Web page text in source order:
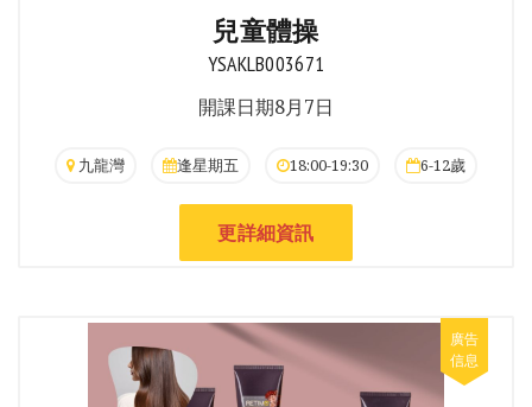
兒童體操
YSAKLB003671
開課日期8月7日
九龍灣 逢星期五 18:00-19:30 6-12歲
更詳細資訊